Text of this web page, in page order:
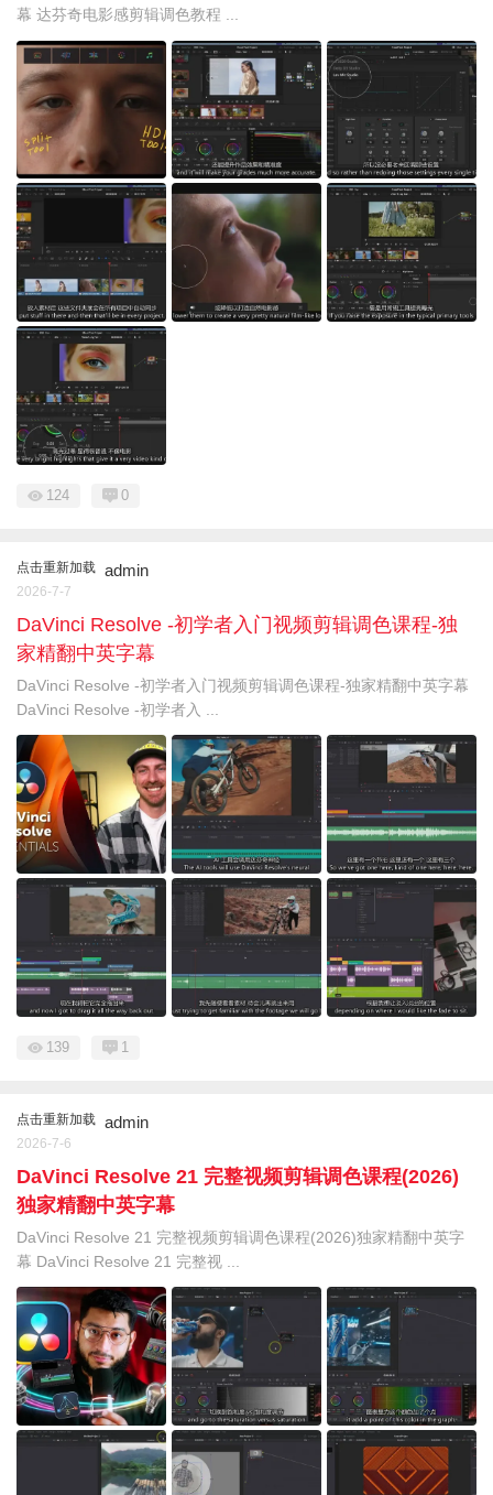
幕 达芬奇电影感剪辑调色教程 ...
124 0
点击重新加载 admin
2026-7-7
DaVinci Resolve -初学者入门视频剪辑调色课程-独
家精翻中英字幕
DaVinci Resolve -初学者入门视频剪辑调色课程-独家精翻中英字幕
DaVinci Resolve -初学者入 ...
139 1
点击重新加载 admin
2026-7-6
DaVinci Resolve 21 完整视频剪辑调色课程(2026)
独家精翻中英字幕
DaVinci Resolve 21 完整视频剪辑调色课程(2026)独家精翻中英字
幕 DaVinci Resolve 21 完整视 ...